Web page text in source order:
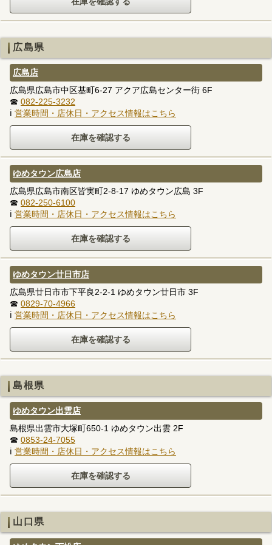
広島県
広島店
広島県広島市中区基町6-27 アクア広島センター街 6F
☎ 082-225-3232
ℹ 営業時間・店休日・アクセス情報はこちら
ゆめタウン広島店
広島県広島市南区皆実町2-8-17 ゆめタウン広島 3F
☎ 082-250-6100
ℹ 営業時間・店休日・アクセス情報はこちら
ゆめタウン廿日市店
広島県廿日市市下平良2-2-1 ゆめタウン廿日市 3F
☎ 0829-70-4966
ℹ 営業時間・店休日・アクセス情報はこちら
島根県
ゆめタウン出雲店
島根県出雲市大塚町650-1 ゆめタウン出雲 2F
☎ 0853-24-7055
ℹ 営業時間・店休日・アクセス情報はこちら
山口県